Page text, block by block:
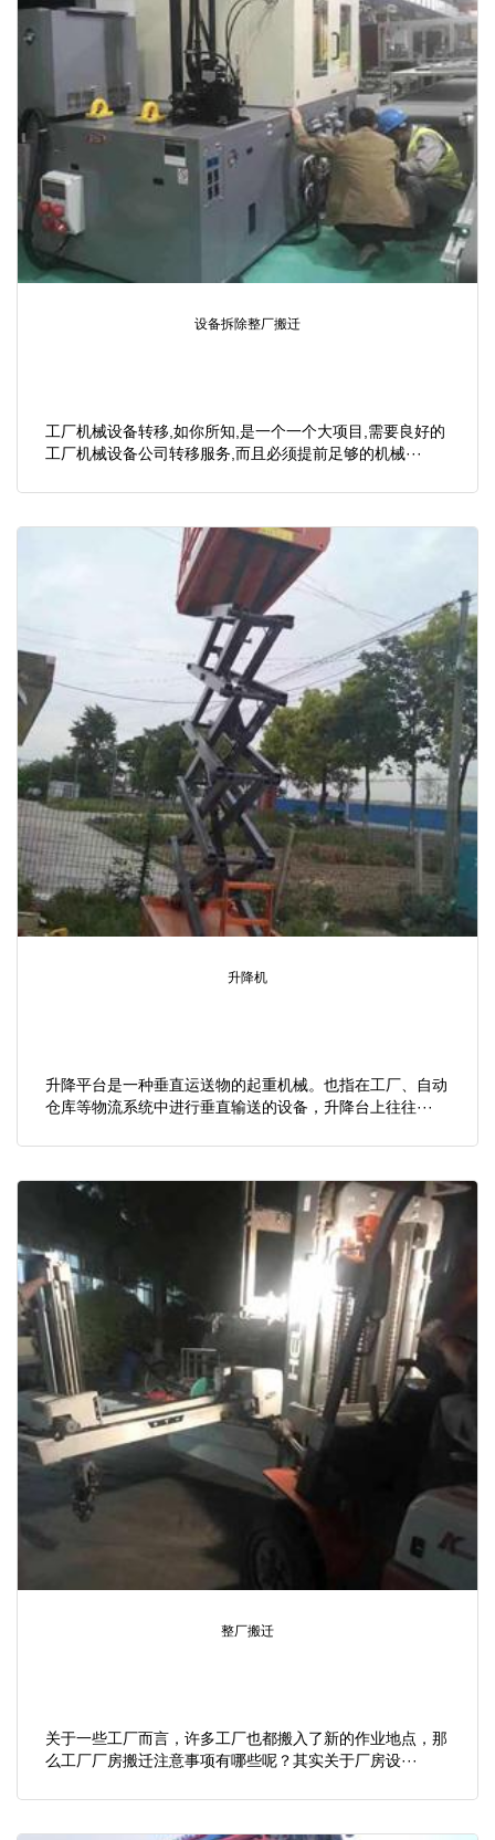
设备拆除整厂搬迁
工厂机械设备转移,如你所知,是一个一个大项目,需要良好的
工厂机械设备公司转移服务,而且必须提前足够的机械···
升降机
升降平台是一种垂直运送物的起重机械。也指在工厂、自动
仓库等物流系统中进行垂直输送的设备，升降台上往往···
整厂搬迁
关于一些工厂而言，许多工厂也都搬入了新的作业地点，那
么工厂厂房搬迁注意事项有哪些呢？其实关于厂房设···